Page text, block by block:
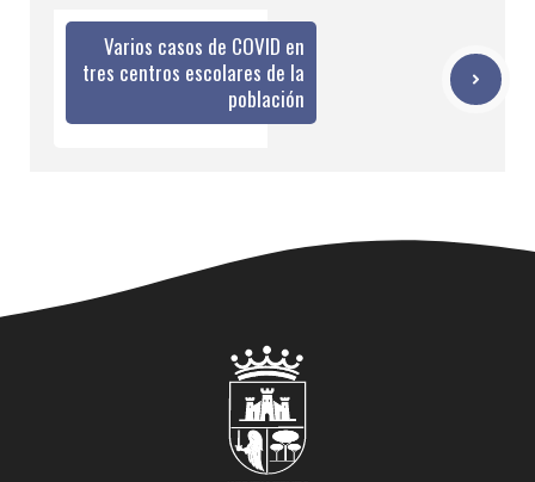
Varios casos de COVID en
tres centros escolares de la
población